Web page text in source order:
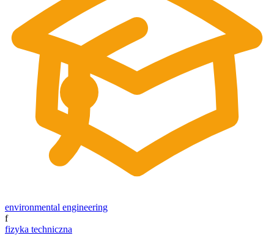
environmental engineering
f
fizyka techniczna